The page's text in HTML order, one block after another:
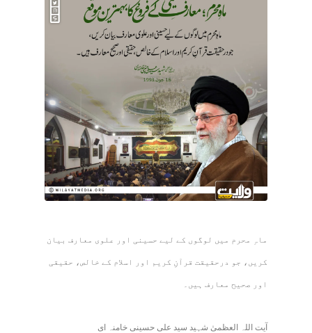
ماہِ محرم میں لوگوں کے لیے حسینی اور علوی معارف بیان
کریں، جو درحقیقت قرآنِ کریم اور اسلام کے خالص، حقیقی
اور صحیح معارف ہیں۔
آیت اللہ العظمیٰ شہید سید علی حسینی خامنہ ای